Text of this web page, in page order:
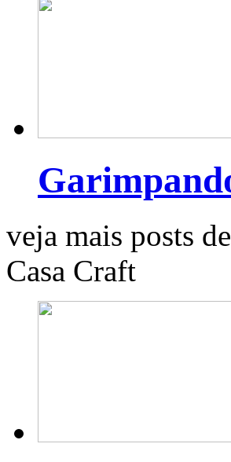
veja mais posts
Casa Craft